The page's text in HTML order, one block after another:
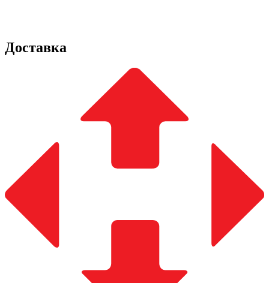
Доставка